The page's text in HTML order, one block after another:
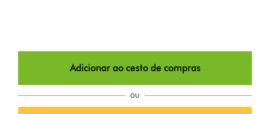
Adicionar ao cesto de compras
ou